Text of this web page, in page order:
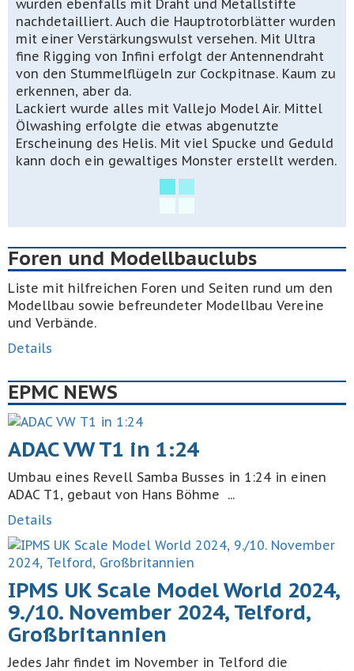
wurden ebenfalls mit Draht und Metallstifte
nachdetailliert. Auch die Hauptrotorblätter wurden
mit einer Verstärkungswulst versehen. Mit Ultra
fine Rigging von Infini erfolgt der Antennendraht
von den Stummelflügeln zur Cockpitnase. Kaum zu
erkennen, aber da.
Lackiert wurde alles mit Vallejo Model Air. Mittel
Ölwashing erfolgte die etwas abgenutzte
Erscheinung des Helis. Mit viel Spucke und Geduld
kann doch ein gewaltiges Monster erstellt werden.
Foren und Modellbauclubs
Liste mit hilfreichen Foren und Seiten rund um den
Modellbau sowie befreundeter Modellbau Vereine
und Verbände.
Details
EPMC NEWS
ADAC VW T1 in 1:24
Umbau eines Revell Samba Busses in 1:24 in einen
ADAC T1, gebaut von Hans Böhme ...
Details
IPMS UK Scale Model World 2024,
9./10. November 2024, Telford,
Großbritannien
Jedes Jahr findet im November in Telford die